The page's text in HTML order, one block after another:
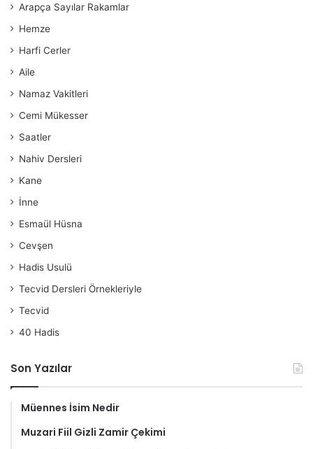
Arapça Sayılar Rakamlar
Hemze
Harfi Cerler
Aile
Namaz Vakitleri
Cemi Mükesser
Saatler
Nahiv Dersleri
Kane
İnne
Esmaül Hüsna
Cevşen
Hadis Usulü
Tecvid Dersleri Örnekleriyle
Tecvid
40 Hadis
Son Yazılar
Müennes İsim Nedir
Muzari Fiil Gizli Zamir Çekimi